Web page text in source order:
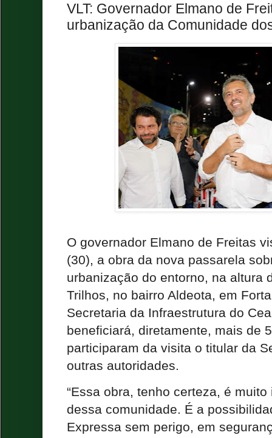
VLT: Governador Elmano de
urbanização da Comunidade
O governador Elmano de Freitas
(30), a obra da nova passarela
urbanização do entorno, na altura
Trilhos, no bairro Aldeota, em
Secretaria da Infraestrutura do
beneficiará, diretamente, mais de
participaram da visita o titular da
outras autoridades.
“Essa obra, tenho certeza, é
dessa comunidade. É a
Expressa sem perigo, em